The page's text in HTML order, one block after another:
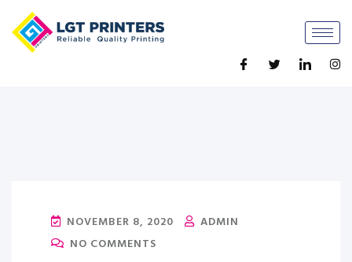
NOVEMBER 8, 2020
ADMIN
NO COMMENTS